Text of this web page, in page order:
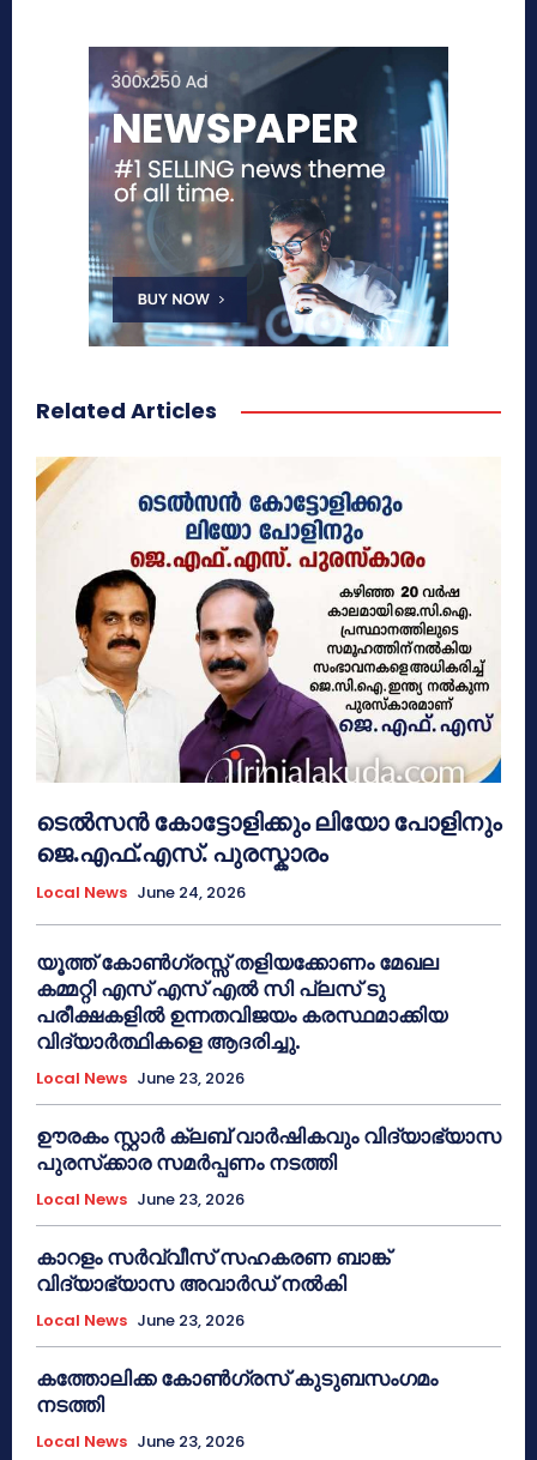
Related Articles
ടെൽസൻ കോട്ടോളിക്കും ലിയോ പോളിനും
ജെ.എഫ്.എസ്. പുരസ്കാരം
Local News June 24, 2026
യൂത്ത് കോൺഗ്രസ്സ് തളിയക്കോണം മേഖല
കമ്മറ്റി എസ് എസ് എൽ സി പ്ലസ് ടു
പരീക്ഷകളിൽ ഉന്നതവിജയം കരസ്ഥമാക്കിയ
വിദ്യാർത്ഥികളെ ആദരിച്ചു.
Local News June 23, 2026
ഊരകം സ്റ്റാർ ക്ലബ് വാർഷികവും വിദ്യാഭ്യാസ
പുരസ്‌ക്കാര സമർപ്പണം നടത്തി
Local News June 23, 2026
കാറളം സർവ്വീസ് സഹകരണ ബാങ്ക്
വിദ്യാഭ്യാസ അവാർഡ് നൽകി
Local News June 23, 2026
കത്തോലിക്ക കോൺഗ്രസ് കുടുബസംഗമം
നടത്തി
Local News June 23, 2026